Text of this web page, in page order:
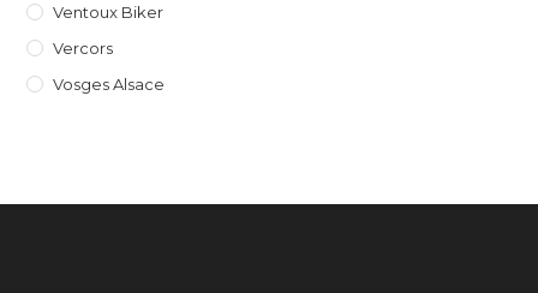
Ventoux Biker
Vercors
Vosges Alsace